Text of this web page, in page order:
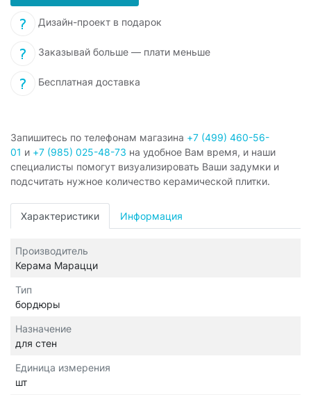
Дизайн-проект в подарок
Заказывай больше — плати меньше
Бесплатная доставка
Запишитесь по телефонам магазина +7 (499) 460-56-
01 и +7 (985) 025-48-73 на удобное Вам время, и наши
специалисты помогут визуализировать Ваши задумки и
подсчитать нужное количество керамической плитки.
Характеристики Информация
Производитель
Керама Марацци
Тип
бордюры
Назначение
для стен
Единица измерения
шт